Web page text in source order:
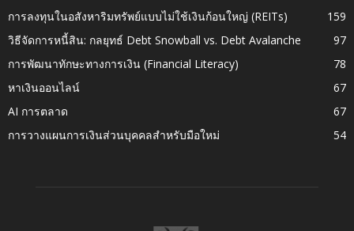
การลงทุนในอสังหาริมทรัพย์แบบไม่ใช้เงินก้อนใหญ่ (REITs)
159
วิธีจัดการหนี้สิน: กลยุทธ์ Debt Snowball vs. Debt Avalanche
97
การพัฒนาทักษะทางการเงิน (Financial Literacy)
78
หาเงินออนไลน์
67
AI การตลาด
67
การวางแผนการเงินส่วนบุคคลสำหรับมือใหม่
54